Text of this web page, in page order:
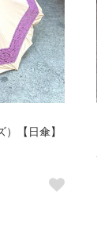
【日傘】